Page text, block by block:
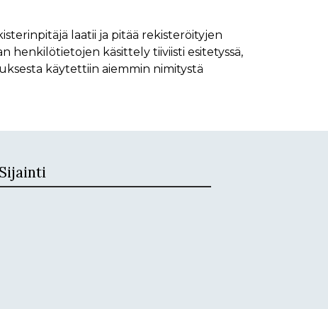
laatii ja pitää rekisteröityjen
henkilötietojen käsittely tiiviisti esitetyssä,
käytettiin aiemmin nimitystä
Sijainti